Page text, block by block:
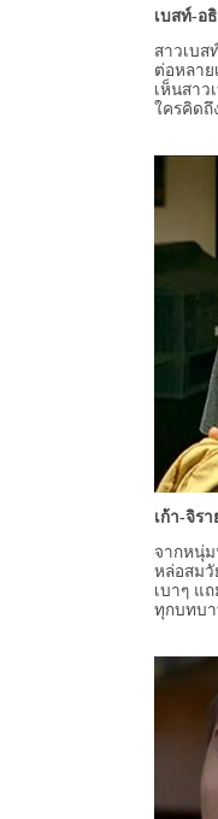
เบสท์-อ
สาวเบส
ต่อหลาย
เห็นสาว
ใครคิดถึ
เก้า-จิร
จากหนุ่ม
หล่อสมวั
เบาๆ แ
ทุกบทบ